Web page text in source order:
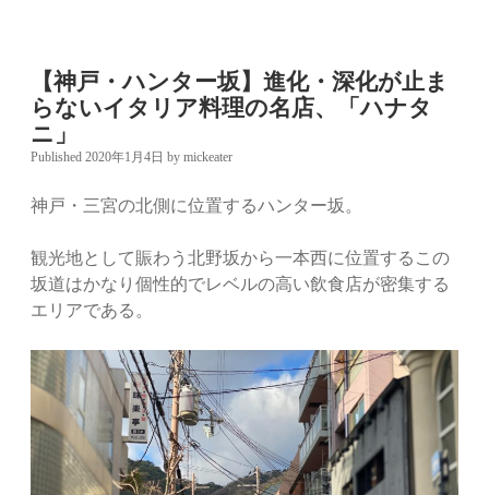
【神戸・ハンター坂】進化・深化が止ま
らないイタリア料理の名店、「ハナタ
ニ」
Published 2020年1月4日 by mickeater
神戸・三宮の北側に位置するハンター坂。
観光地として賑わう北野坂から一本西に位置するこの
坂道はかなり個性的でレベルの高い飲食店が密集する
エリアである。